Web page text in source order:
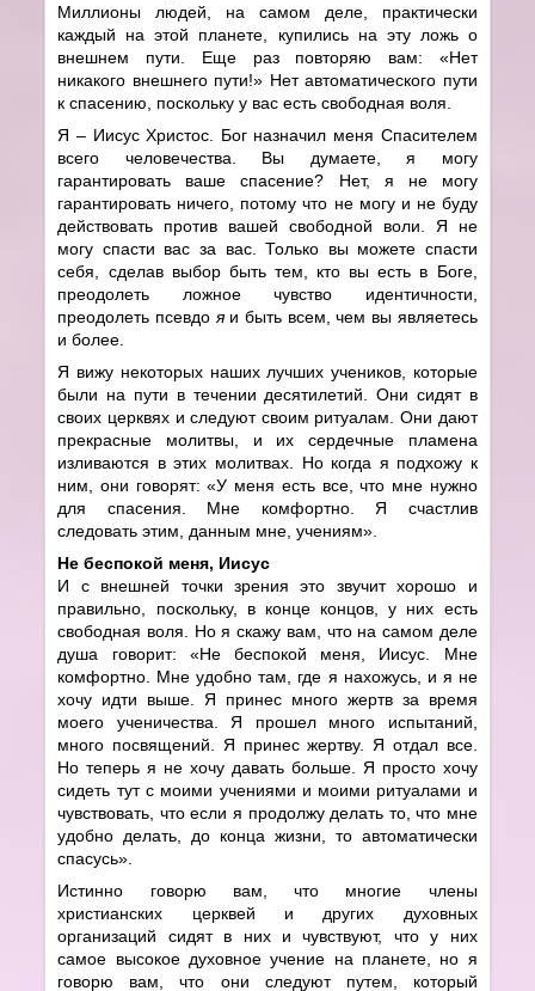
Миллионы людей, на самом деле, практически
каждый на этой планете, купились на эту ложь о
внешнем пути. Еще раз повторяю вам: «Нет
никакого внешнего пути!» Нет автоматического пути
к спасению, поскольку у вас есть свободная воля.
Я – Иисус Христос. Бог назначил меня Спасителем
всего человечества. Вы думаете, я могу
гарантировать ваше спасение? Нет, я не могу
гарантировать ничего, потому что не могу и не буду
действовать против вашей свободной воли. Я не
могу спасти вас за вас. Только вы можете спасти
себя, сделав выбор быть тем, кто вы есть в Боге,
преодолеть ложное чувство идентичности,
преодолеть псевдо яи быть всем, чем вы являетесь
и более.
Я вижу некоторых наших лучших учеников, которые
были на пути в течении десятилетий. Они сидят в
своих церквях и следуют своим ритуалам. Они дают
прекрасные молитвы, и их сердечные пламена
изливаются в этих молитвах. Но когда я подхожу к
ним, они говорят: «У меня есть все, что мне нужно
для спасения. Мне комфортно. Я счастлив
следовать этим, данным мне, учениям».
Не беспокой меня, Иисус
И с внешней точки зрения это звучит хорошо и
правильно, поскольку, в конце концов, у них есть
свободная воля. Но я скажу вам, что на самом деле
душа говорит: «Не беспокой меня, Иисус. Мне
комфортно. Мне удобно там, где я нахожусь, и я не
хочу идти выше. Я принес много жертв за время
моего ученичества. Я прошел много испытаний,
много посвящений. Я принес жертву. Я отдал все.
Но теперь я не хочу давать больше. Я просто хочу
сидеть тут с моими учениями и моими ритуалами и
чувствовать, что если я продолжу делать то, что мне
удобно делать, до конца жизни, то автоматически
спасусь».
Истинно говорю вам, что многие члены
христианских церквей и других духовных
организаций сидят в них и чувствуют, что у них
самое высокое духовное учение на планете, но я
говорю вам, что они следуют путем, который